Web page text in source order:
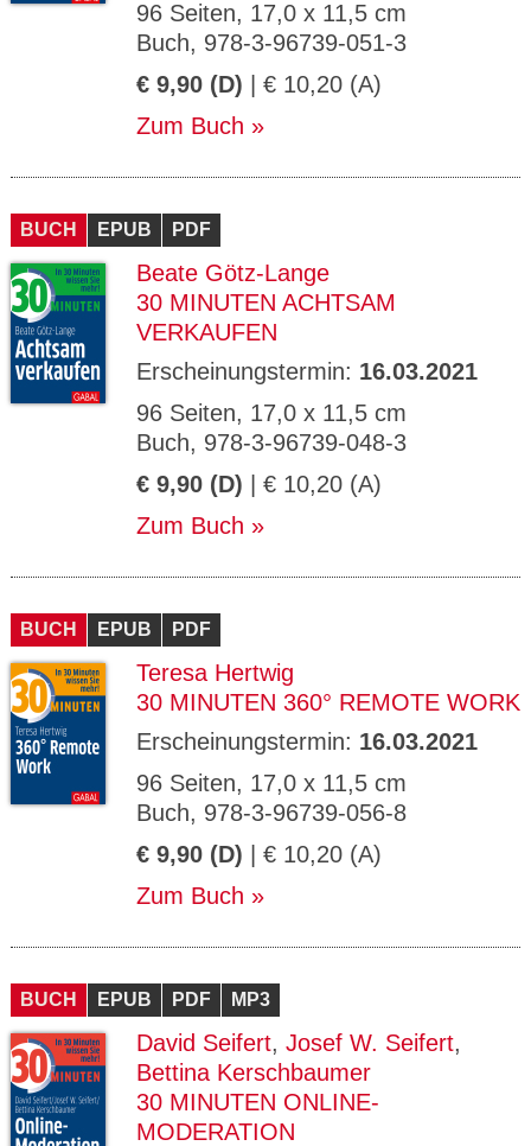
96 Seiten, 17,0 x 11,5 cm
Buch, 978-3-96739-051-3
€ 9,90 (D) | € 10,20 (A)
Zum Buch
BUCH EPUB PDF
Beate Götz-Lange
30 MINUTEN ACHTSAM
VERKAUFEN
Erscheinungstermin: 16.03.2021
96 Seiten, 17,0 x 11,5 cm
Buch, 978-3-96739-048-3
€ 9,90 (D) | € 10,20 (A)
Zum Buch
BUCH EPUB PDF
Teresa Hertwig
30 MINUTEN 360° REMOTE WORK
Erscheinungstermin: 16.03.2021
96 Seiten, 17,0 x 11,5 cm
Buch, 978-3-96739-056-8
€ 9,90 (D) | € 10,20 (A)
Zum Buch
BUCH EPUB PDF MP3
David Seifert, Josef W. Seifert,
Bettina Kerschbaumer
30 MINUTEN ONLINE-
MODERATION